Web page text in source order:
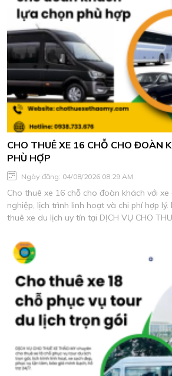
CHO THUÊ XE 16 CHỖ CHO ĐOÀN
PHÙ HỢP
Ngày đăng: 04/08/2026 08:29 AM
Cho thuê xe 16 chỗ cho đoàn khách với xe
nghiệp, lịch trình linh hoạt và chi phí hợp
thuê xe du lịch uy tín tại DỊCH VỤ CHO